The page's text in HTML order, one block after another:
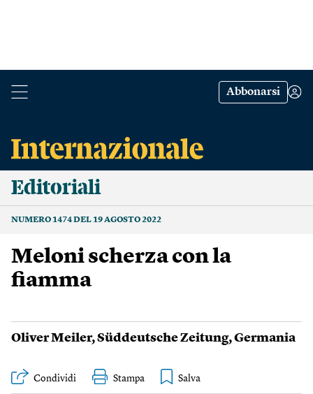
Abbonarsi
Editoriali
NUMERO 1474 DEL 19 AGOSTO 2022
Meloni scherza con la
fiamma
Oliver Meiler,Süddeutsche Zeitung,Germania
Condividi Stampa